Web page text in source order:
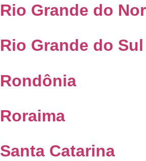
Rio Grande do
Rio Grande do Sul
Rondônia
Roraima
Santa Catarina